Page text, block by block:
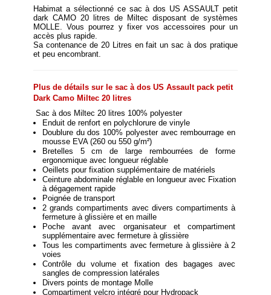
Habimat a sélectionné ce sac à dos US ASSAULT petit
dark CAMO 20 litres de Miltec disposant de systèmes
MOLLE. Vous pourrez y fixer vos accessoires pour un
accès plus rapide.
Sa contenance de 20 Litres en fait un sac à dos pratique
et peu encombrant.
Plus de détails sur le sac à dos US Assault pack petit
Dark Camo Miltec 20 litres
Sac à dos Miltec 20 litres 100% polyester
Enduit de renfort en polychlorure de vinyle
Doublure du dos 100% polyester avec rembourrage en
mousse EVA (260 ou 550 g/m²)
Bretelles 5 cm de large rembourrées de forme
ergonomique avec longueur réglable
Oeillets pour fixation supplémentaire de matériels
Ceinture abdominale réglable en longueur avec Fixation
à dégagement rapide
Poignée de transport
2 grands compartiments avec divers compartiments à
fermeture à glissière et en maille
Poche avant avec organisateur et compartiment
supplémentaire avec fermeture à glissière
Tous les compartiments avec fermeture à glissière à 2
voies
Contrôle du volume et fixation des bagages avec
sangles de compression latérales
Divers points de montage Molle
Compartiment velcro intégré pour Hydropack